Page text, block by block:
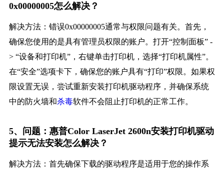
0x00000005怎么解决？
解决方法：错误0x00000005通常与权限问题有关。首先，
确保您使用的是具有管理员权限的账户。打开“控制面板” -
> “设备和打印机”，右键单击打印机，选择“打印机属性”。
在“安全”选项卡下，确保您的账户具有“打印”权限。如果权
限设置无误，尝试重新安装打印机驱动程序，并确保系统
中的防火墙和杀毒软件不会阻止打印机的正常工作。
5、问题：惠普Color LaserJet 2600n安装打印机驱动
提示无法安装怎么解决？
解决方法：首先确保下载的驱动程序是适用于您的操作系